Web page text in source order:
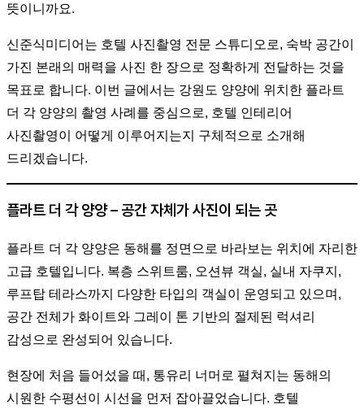
뜻이니까요.
신준식미디어는 호텔 사진촬영 전문 스튜디오로, 숙박 공간이
가진 본래의 매력을 사진 한 장으로 정확하게 전달하는 것을
목표로 합니다. 이번 글에서는 강원도 양양에 위치한 플라트
더 각 양양의 촬영 사례를 중심으로, 호텔 인테리어
사진촬영이 어떻게 이루어지는지 구체적으로 소개해
드리겠습니다.
플라트 더 각 양양 – 공간 자체가 사진이 되는 곳
플라트 더 각 양양은 동해를 정면으로 바라보는 위치에 자리한
고급 호텔입니다. 복층 스위트룸, 오션뷰 객실, 실내 자쿠지,
루프탑 테라스까지 다양한 타입의 객실이 운영되고 있으며,
공간 전체가 화이트와 그레이 톤 기반의 절제된 럭셔리
감성으로 완성되어 있습니다.
현장에 처음 들어섰을 때, 통유리 너머로 펼쳐지는 동해의
시원한 수평선이 시선을 먼저 잡아끌었습니다. 호텔